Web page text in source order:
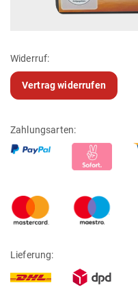
Widerruf:
Vertrag widerrufen
Zahlungsarten:
Lieferung: